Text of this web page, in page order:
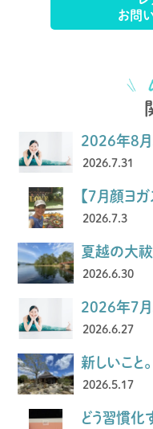
お問
2026年8月
2026.7.31
【7月顔ヨ
2026.7.3
夏越の大
2026.6.30
2026年7月
2026.6.27
新しいこと。
2026.5.17
どう習慣化